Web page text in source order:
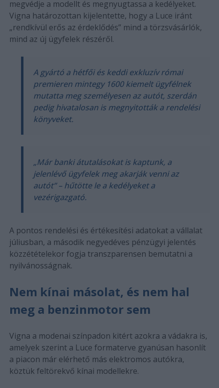
megvédje a modellt és megnyugtassa a kedélyeket.
Vigna határozottan kijelentette, hogy a Luce iránt
„rendkívül erős az érdeklődés” mind a törzsvásárlók,
mind az új ügyfelek részéről.
A gyártó a hétfői és keddi exkluzív római
premieren mintegy 1600 kiemelt ügyfélnek
mutatta meg személyesen az autót, szerdán
pedig hivatalosan is megnyitották a rendelési
könyveket.
„Már banki átutalásokat is kaptunk, a
jelenlévő ügyfelek meg akarják venni az
autót” – hűtötte le a kedélyeket a
vezérigazgató.
A pontos rendelési és értékesítési adatokat a vállalat
júliusban, a második negyedéves pénzügyi jelentés
közzétételekor fogja transzparensen bemutatni a
nyilvánosságnak.
Nem kínai másolat, és nem hal
meg a benzinmotor sem
Vigna a modenai színpadon kitért azokra a vádakra is,
amelyek szerint a Luce formaterve gyanúsan hasonlít
a piacon már elérhető más elektromos autókra,
köztük feltörekvő kínai modellekre.